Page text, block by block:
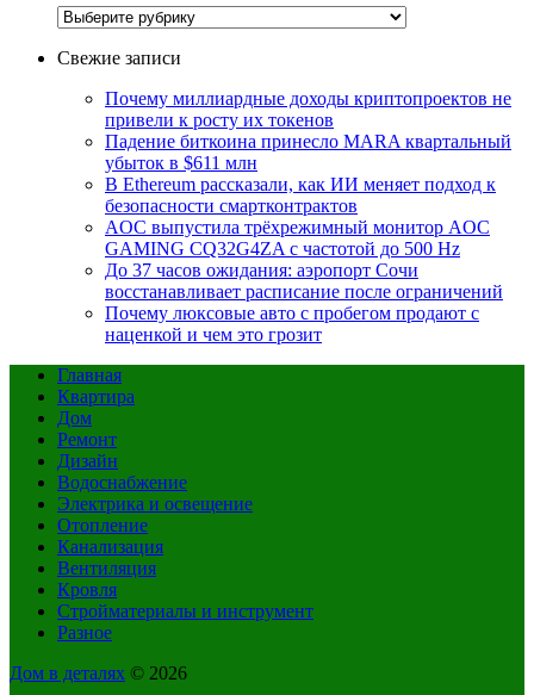
Рубрики
Свежие записи
Почему миллиардные доходы криптопроектов не
привели к росту их токенов
Падение биткоина принесло MARA квартальный
убыток в $611 млн
В Ethereum рассказали, как ИИ меняет подход к
безопасности смартконтрактов
AOC выпустила трёхрежимный монитор AOC
GAMING CQ32G4ZA с частотой до 500 Hz
До 37 часов ожидания: аэропорт Сочи
восстанавливает расписание после ограничений
Почему люксовые авто с пробегом продают с
наценкой и чем это грозит
Главная
Квартира
Дом
Ремонт
Дизайн
Водоснабжение
Электрика и освещение
Отопление
Канализация
Вентиляция
Кровля
Стройматериалы и инструмент
Разное
Дом в деталях © 2026